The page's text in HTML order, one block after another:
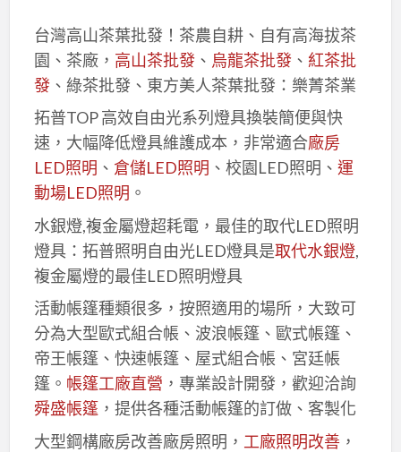
台灣高山茶葉批發！茶農自耕、自有高海拔茶
園、茶廠， 高山茶批發、 烏龍茶批發、 紅茶批
發、綠茶批發、東方美人茶葉批發：樂菁茶業
拓普TOP 高效自由光系列燈具換裝簡便與快
速，大幅降低燈具維護成本，非常適合廠房
LED照明 、 倉儲LED照明 、校園LED照明、 運
動場LED照明 。
水銀燈,複金屬燈超耗電，最佳的取代LED照明
燈具：拓普照明自由光LED燈具是取代水銀燈,
複金屬燈的最佳LED照明燈具
活動帳篷種類很多，按照適用的場所，大致可
分為大型歐式組合帳、波浪帳篷、歐式帳篷、
帝王帳篷、快速帳篷、屋式組合帳、宮廷帳
篷。 帳篷工廠直營 ，專業設計開發，歡迎洽詢
舜盛帳篷，提供各種活動帳篷的訂做、客製化
大型鋼構廠房改善廠房照明， 工廠照明改善，